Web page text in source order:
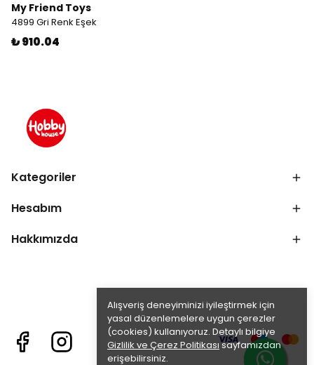
Alışveriş deneyiminizi iyileştirmek için
yasal düzenlemelere uygun çerezler
(cookies) kullanıyoruz. Detaylı bilgiye
Gizlilik ve Çerez Politikasısayfamızdan
erişebilirsiniz.
My Friend Toys
4899 Gri Renk Eşek
₺ 910.04
Kategoriler
Hesabım
Hakkımızda